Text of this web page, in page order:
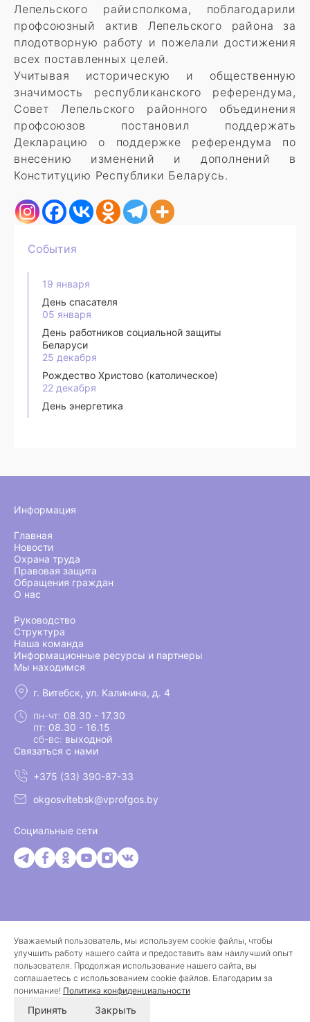
Лепельского райисполкома, поблагодарили
профсоюзный актив Лепельского района за
плодотворную работу и пожелали достижения
всех поставленных целей.
Учитывая историческую и общественную
значимость республиканского референдума,
Совет Лепельского районного объединения
профсоюзов постановил поддержать
Декларацию о поддержке референдума по
внесению изменений и дополнений в
Конституцию Республики Беларусь.
События
19 января
День спасателя
05 января
День работников социальной защиты
Беларуси
25 декабря
Рождество Христово (католическое)
22 декабря
День энергетика
Уважаемый пользователь, мы используем cookie файлы, чтобы
улучшить работу нашего сайта и предоставить вам наилучший опыт
пользователя. Продолжая использование нашего сайта, вы
соглашаетесь с использованием cookie файлов. Благодарим за
понимание! Политика конфиденциальности
Принять Закрыть
Информация
Главная
Новости
Охрана труда
Правовая защита
Обращения граждан
О нас
Руководство
Структура
Наша команда
Информационные ресурсы и партнеры
Мы находимся
г. Витебск, ул. Калинина, д. 4
пн-чт: 08.30 - 17.30
пт: 08.30 - 16.15
сб-вс: выходной
Связаться с нами
+375 (33) 390-87-33
okgosvitebsk@vprofgos.by
Социальные сети
© 2026 Витебская областная организация белорусского
профессионального союза работников государственных и
других учреждений